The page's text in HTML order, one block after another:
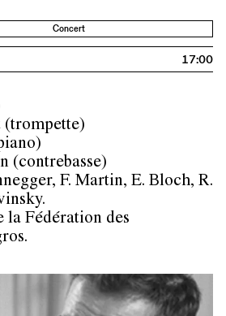
Concert
17:00
(contrebasse)
F. Martin, E. Bloch, R.
la Fédération des